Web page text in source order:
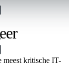
meest kritische IT-